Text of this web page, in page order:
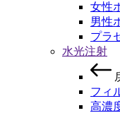
女性
男性
プラ
水光注射
フィ
高濃